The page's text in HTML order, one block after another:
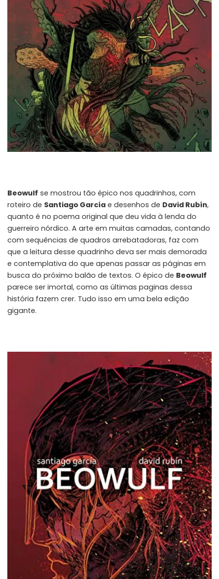
Beowulf se mostrou tão épico nos quadrinhos, com
roteiro de Santiago García e desenhos de David Rubín,
quanto é no poema original que deu vida à lenda do
guerreiro nórdico. A arte em muitas camadas, contando
com sequências de quadros arrebatadoras, faz com
que a leitura desse quadrinho deva ser mais demorada
e contemplativa do que apenas passar as páginas em
busca do próximo balão de textos. O épico de Beowulf
parece ser imortal, como as últimas paginas dessa
história fazem crer. Tudo isso em uma bela edição
gigante.